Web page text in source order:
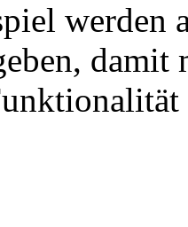
werden
damit